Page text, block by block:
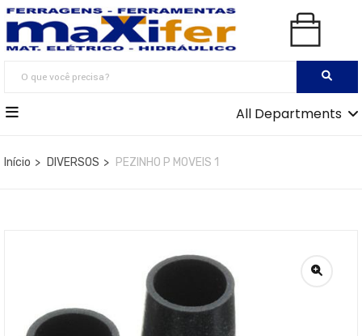
All Departments
Início DIVERSOS PEZINHO P MOVEIS 1